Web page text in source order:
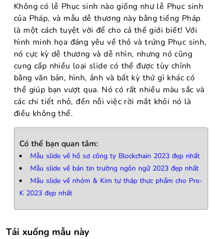
Không có lễ Phục sinh nào giống như lễ Phục sinh
của Pháp, và mẫu dễ thương này bằng tiếng Pháp
là một cách tuyệt vời để cho cả thế giới biết! Với
hình minh họa đáng yêu về thỏ và trứng Phục sinh,
nó cực kỳ dễ thương và dễ nhìn, nhưng nó cũng
cung cấp nhiều loại slide có thể được tùy chỉnh
bằng văn bản, hình, ảnh và bất kỳ thứ gì khác có
thể giúp bạn vượt qua. Nó có rất nhiều màu sắc và
các chi tiết nhỏ, đến nỗi việc rời mắt khỏi nó là
điều không thể.
Có thể bạn quan tâm:
Mẫu slide về hồ sơ công ty Blockchain 2023 đẹp nhất
Mẫu slide về bản tin trường ngôn ngữ 2023 đẹp nhất
Mẫu slide về nhóm & Kim tự tháp thực phẩm cho Pre-
K 2023 đẹp nhất
Tải xuống mẫu này